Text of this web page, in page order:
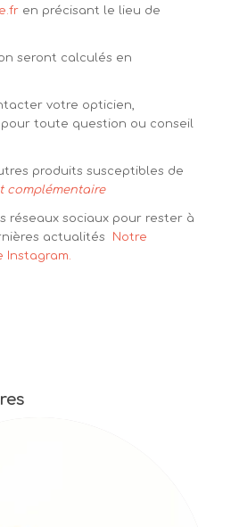
en précisant le lieu de
seront calculés en
votre opticien,
pour toute question ou conseil
produits susceptibles de
complémentaire
réseaux sociaux pour rester à
actualités
Notre
Instagram.